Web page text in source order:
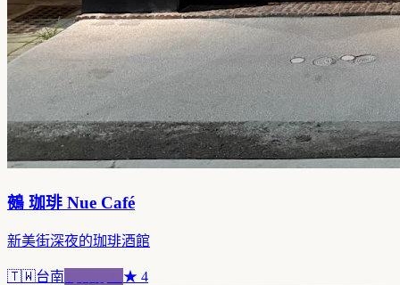
鵺 珈琲 Nue Café
新美街深夜的珈琲酒館
🇹🇼台南 ★ 4